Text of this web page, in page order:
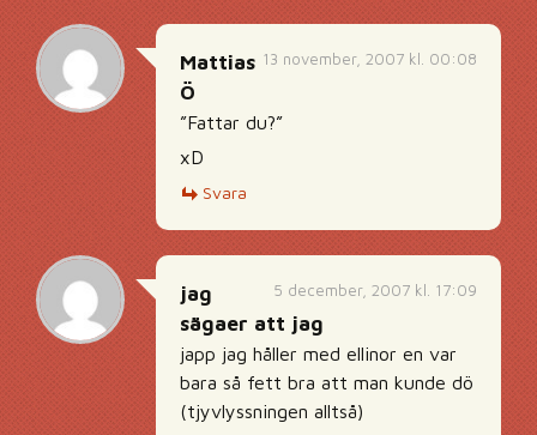
13 november, 2007 kl. 00:08
Mattias
Ö
”Fattar du?”
xD
Svara
5 december, 2007 kl. 17:09
jag
sägaer att jag
japp jag håller med ellinor en var
bara så fett bra att man kunde dö
(tjyvlyssningen alltså)